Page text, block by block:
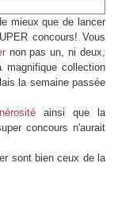
mieux que de lancer
concours! Vous
non pas un, ni deux,
magnifique collection
la semaine passée
ainsi que la
concours n'aurait
sont bien ceux de la